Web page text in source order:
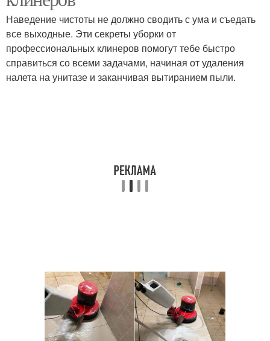
Наведение чистоты не должно сводить с ума и съедать
все выходные. Эти секреты уборки от
профессиональных клинеров помогут тебе быстро
справиться со всеми задачами, начиная от удаления
налета на унитазе и заканчивая вытиранием пыли.